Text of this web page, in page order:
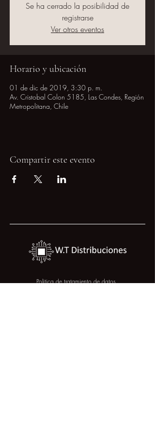
Se ha cerrado la posibilidad de
registrarse
Ver otros eventos
Horario y ubicación
01 de dic de 2019, 3:30 p. m.
Av. Cristobal Colon 5185, Las Condes, Región
Metropolitana, Chile
Compartir este evento
Politica de tratamiento de datos